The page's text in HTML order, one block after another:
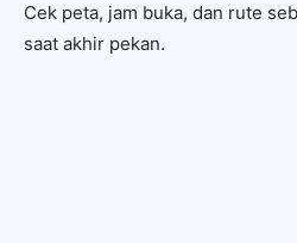
Cek peta, jam buka, dan rute
saat akhir pekan.